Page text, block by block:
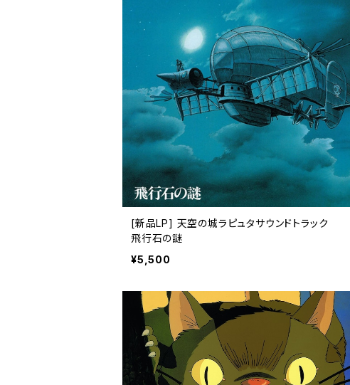
[新品LP] 天空の城ラピュタサウンドトラック
飛行石の謎
¥5,500